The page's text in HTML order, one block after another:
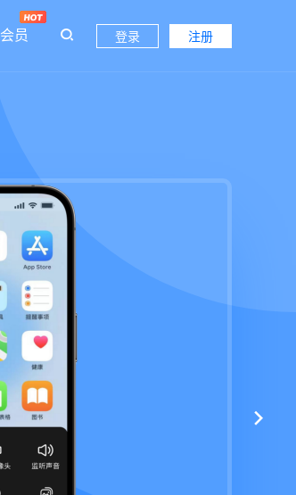
会员 登录 注册